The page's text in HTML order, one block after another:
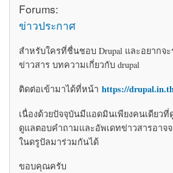
Forums:
ข่าวประกาศ
สำหรับใครที่ชื่นชอบ Drupal และอยากจ
ข่าวสาร บทความเกี่ยวกับ drupal
ติดต่อเข้ามาได้ที่หน้า https://
เนื่องด้วยปัจจุบันมีแอดมินเพียงคนเดียวที่
ดูแลตอบคำถามและอัพเดทข่าวสารอาจ
ในดรูปัลมาร่วมกันได้
ขอบคุณครับ